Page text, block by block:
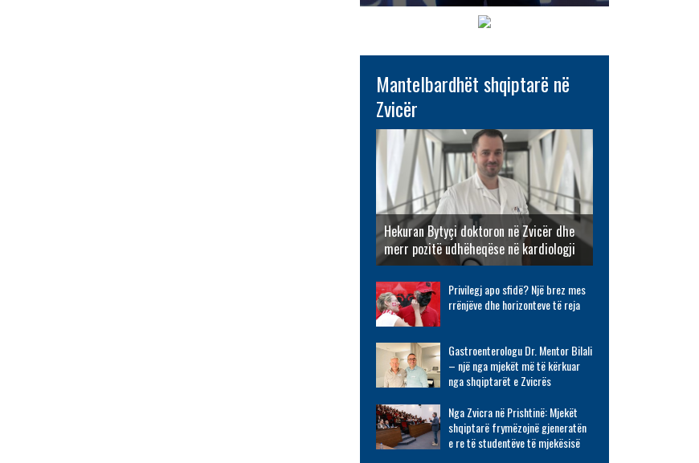
Mantelbardhët shqiptarë në
Zvicër
Hekuran Bytyçi doktoron në Zvicër dhe
merr pozitë udhëheqëse në kardiologji
Privilegj apo sfidë? Një brez mes
rrënjëve dhe horizonteve të reja
Gastroenterologu Dr. Mentor Bilali
– një nga mjekët më të kërkuar
nga shqiptarët e Zvicrës
Nga Zvicra në Prishtinë: Mjekët
shqiptarë frymëzojnë gjeneratën
e re të studentëve të mjekësisë